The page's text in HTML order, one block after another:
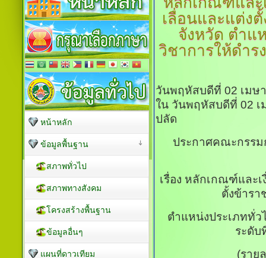
เลื่อนและแต่ง
จังหวัด ตำแ
วิชาการให้ดำ
วันพฤหัสบดีที่ 02 เมษ
ใน วันพฤหัสบดีที่ 02 เ
ปลัด
ประกาศคณะกรรม
เรื่อง หลักเกณฑ์และเ
ตั้งข้ารา
ตำแหน่งประเภททั่ว
ระดับ
(ราย
หน้าหลัก
ข้อมูลพื้นฐาน
สภาพทั่วไป
สภาพทางสังคม
โครงสร้างพื้นฐาน
ข้อมูลอื่นๆ
แผนที่ดาวเทียม